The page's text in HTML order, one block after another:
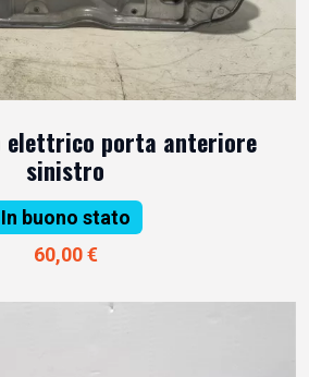
elettrico porta anteriore
sinistro
In buono stato
60,00 €